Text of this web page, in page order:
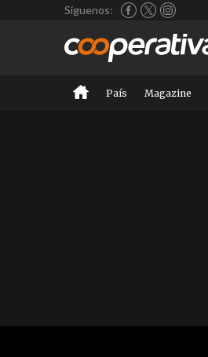
Síguenos:
País Magazine